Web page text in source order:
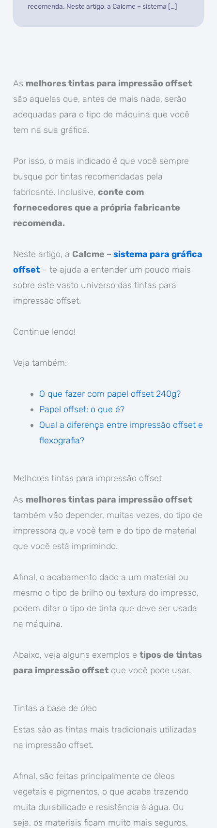
recomenda. Neste artigo, a Calcme – sistema […]
As melhores tintas para impressão offset
são aquelas que, antes de mais nada, serão
adequadas para o tipo de máquina que você
tem na sua gráfica.
Por isso, o mais indicado é que você sempre
busque por tintas recomendadas pela
fabricante. Inclusive, conte com
fornecedores que a própria fabricante
recomenda.
Neste artigo, a Calcme – sistema para gráfica
offset– te ajuda a entender um pouco mais
sobre este vasto universo das tintas para
impressão offset.
Continue lendo!
Veja também:
O que fazer com papel offset 240g?
Papel offset: o que é?
Qual a diferença entre impressão offset e
flexografia?
Melhores tintas para impressão offset
As melhores tintas para impressão offset
também vão depender, muitas vezes, do tipo de
impressora que você tem e do tipo de material
que você está imprimindo.
Afinal, o acabamento dado a um material ou
mesmo o tipo de brilho ou textura do impresso,
podem ditar o tipo de tinta que deve ser usada
na máquina.
Abaixo, veja alguns exemplos e tipos de tintas
para impressão offsetque você pode usar.
Tintas a base de óleo
Estas são as tintas mais tradicionais utilizadas
na impressão offset.
Afinal, são feitas principalmente de óleos
vegetais e pigmentos, o que acaba trazendo
muita durabilidade e resistência à água. Ou
seja, os materiais ficam muito mais seguros,